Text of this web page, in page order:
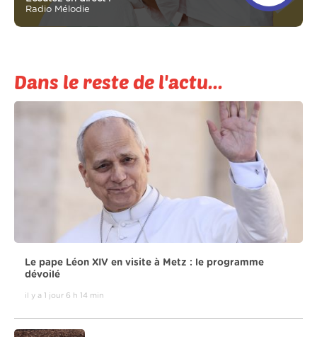
Radio Mélodie
Dans le reste de l'actu...
Le pape Léon XIV en visite à Metz : le programme
dévoilé
il y a 1 jour 6 h 14 min